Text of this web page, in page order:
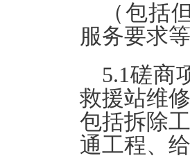
（包括
服务要求等
5.1磋商
救援站维
包括拆除
通工程、